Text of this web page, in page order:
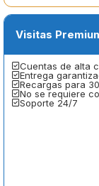
Visitas
Cuentas de alta
Entrega
Recargas para
No se requiere
Soporte 24/7